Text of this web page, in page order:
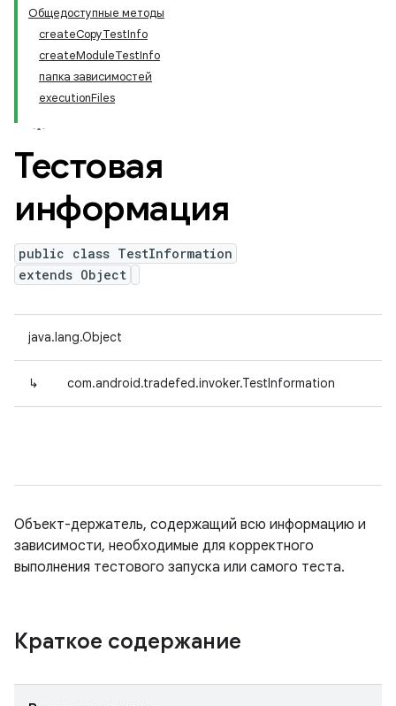
Общедоступные методы
createCopyTestInfo
createModuleTestInfo
папка зависимостей
executionFiles
Тестовая
информация
public class TestInformation
extends Object
java.lang.Object
↳ com.android.tradefed.invoker.TestInformation
Объект-держатель, содержащий всю информацию и
зависимости, необходимые для корректного
выполнения тестового запуска или самого теста.
Краткое содержание